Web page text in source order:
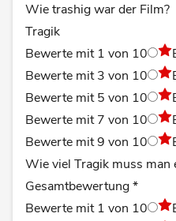
Wie trashig war der Film?
Tragik
Bewerte mit 1 von 10
Bewerte mit 3 von 10
Bewerte mit 5 von 10
Bewerte mit 7 von 10
Bewerte mit 9 von 10
Wie viel Tragik muss man
Gesamtbewertung*
Bewerte mit 1 von 10